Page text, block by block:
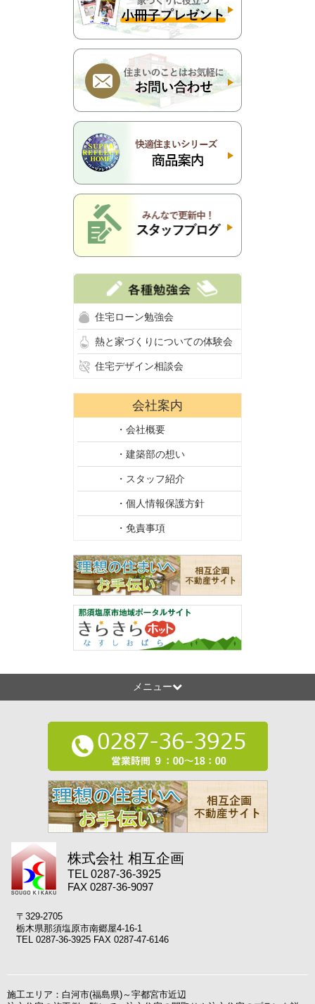
住宅ローン勉強会
熱と家づくりについての体験会
住宅デザイン相談会
会社案内
・会社概要
・建築部の想い
・スタッフ紹介
・個人情報保護方針
・免責事項
メニュー
株式会社 相互企画
TEL 0287-36-3925
FAX 0287-36-9097
〒329-2705
栃木県那須塩原市南郷屋4-16-1
TEL 0287-36-3925 FAX 0287-47-6146
施工エリア：白河市(福島県)～宇都宮市近辺